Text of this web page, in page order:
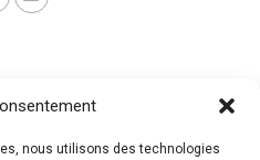
nous utilisons des technologies